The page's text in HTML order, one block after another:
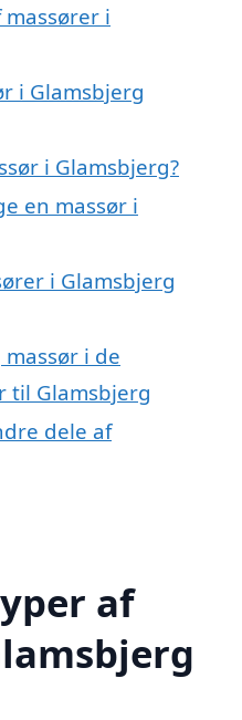
i
i Glamsbjerg
i Glamsbjerg?
en massør i
i Glamsbjerg
i de
til Glamsbjerg
dele af
af